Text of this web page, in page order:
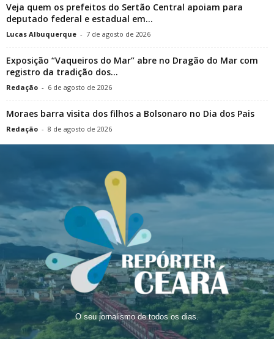
Veja quem os prefeitos do Sertão Central apoiam para
deputado federal e estadual em...
Lucas Albuquerque - 7 de agosto de 2026
Exposição “Vaqueiros do Mar” abre no Dragão do Mar com
registro da tradição dos...
Redação - 6 de agosto de 2026
Moraes barra visita dos filhos a Bolsonaro no Dia dos Pais
Redação - 8 de agosto de 2026
O seu jornalismo de todos os dias.